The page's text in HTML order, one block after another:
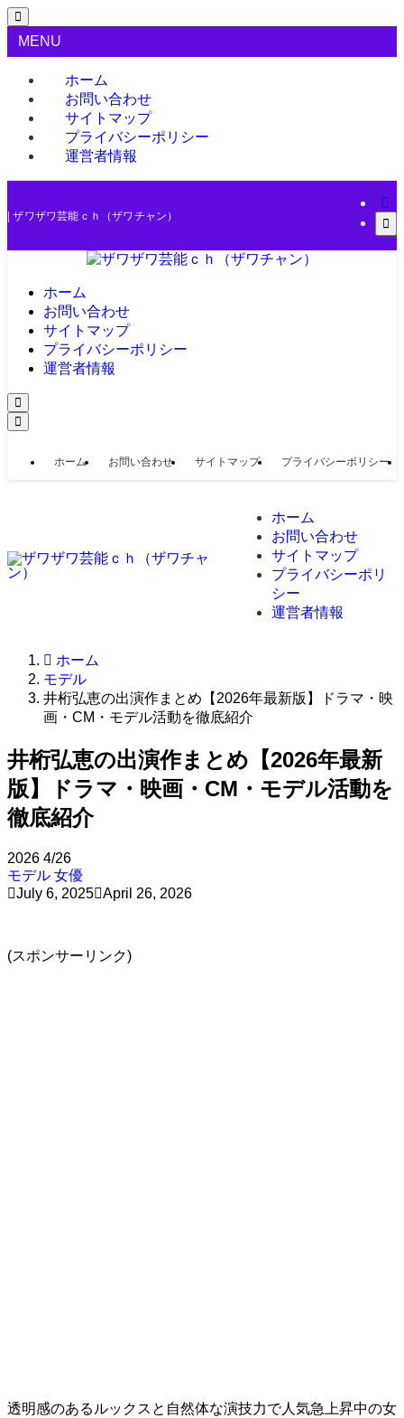
MENU
ホーム
お問い合わせ
サイトマップ
プライバシーポリシー
運営者情報
| ザワザワ芸能ｃｈ（ザワチャン）
ホーム
お問い合わせ
サイトマップ
プライバシーポリシー
運営者情報
ホーム お問い合わせ サイトマップ プライバシーポリシー
ホーム
お問い合わせ
サイトマップ
プライバシーポリ
シー
運営者情報
ホーム
モデル
井桁弘恵の出演作まとめ【2026年最新版】ドラマ・映
画・CM・モデル活動を徹底紹介
井桁弘恵の出演作まとめ【2026年最新
版】ドラマ・映画・CM・モデル活動を
徹底紹介
2026 4/26
モデル 女優
July 6, 2025 April 26, 2026
(スポンサーリンク)
透明感のあるルックスと自然体な演技力で人気急上昇中の女